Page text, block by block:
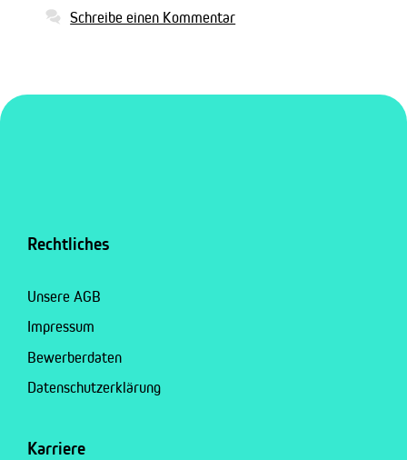
Schreibe einen Kommentar
Rechtliches
Unsere AGB
Impressum
Bewerberdaten
Datenschutzerklärung
Karriere